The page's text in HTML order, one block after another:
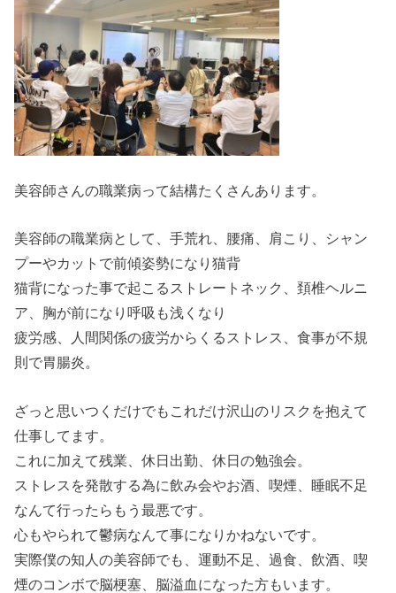
美容師さんの職業病って結構たくさんあります。
美容師の職業病として、手荒れ、腰痛、肩こり、シャン
プーやカットで前傾姿勢になり猫背
猫背になった事で起こるストレートネック、頚椎ヘルニ
ア、胸が前になり呼吸も浅くなり
疲労感、人間関係の疲労からくるストレス、食事が不規
則で胃腸炎。
ざっと思いつくだけでもこれだけ沢山のリスクを抱えて
仕事してます。
これに加えて残業、休日出勤、休日の勉強会。
ストレスを発散する為に飲み会やお酒、喫煙、睡眠不足
なんて行ったらもう最悪です。
心もやられて鬱病なんて事になりかねないです。
実際僕の知人の美容師でも、運動不足、過食、飲酒、喫
煙のコンボで脳梗塞、脳溢血になった方もいます。